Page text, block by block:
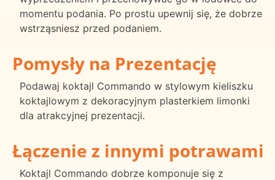
momentu podania. Po prostu upewnij się, że dobrze
wstrząsniesz przed podaniem.
Pomysły na Prezentację
Podawaj koktajl Commando w stylowym kieliszku
koktajlowym z dekoracyjnym plasterkiem limonki
dla atrakcyjnej prezentacji.
Łączenie z innymi potrawami
Koktajl Commando dobrze komponuje się z